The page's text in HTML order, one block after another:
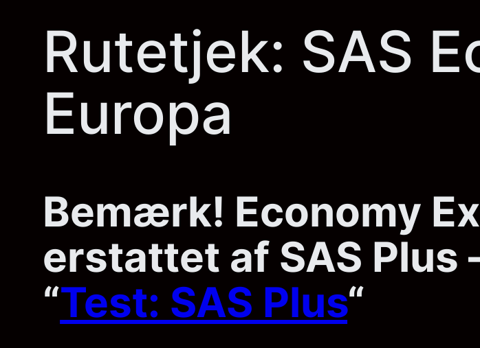
Rutetjek: SAS
Europa
Bemærk! Economy
erstattet af SAS Plus
“Test: SAS Plus“